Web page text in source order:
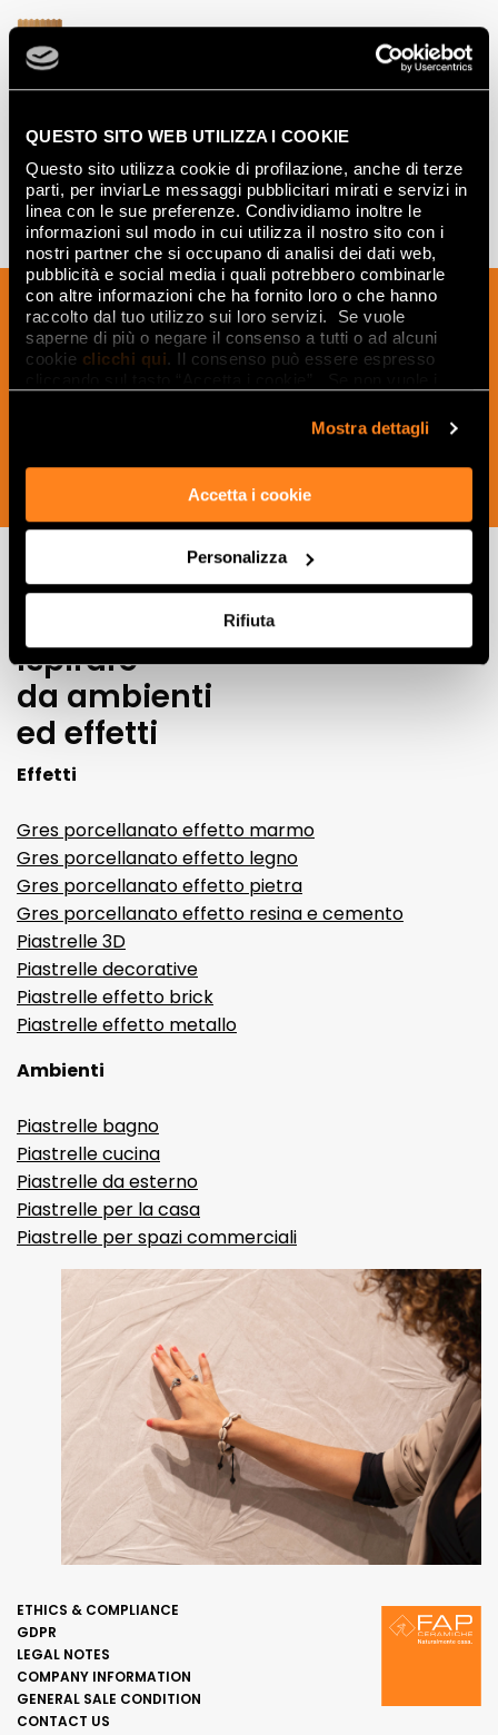
QUESTO SITO WEB UTILIZZA I COOKIE
Questo sito utilizza cookie di profilazione, anche di terze
parti, per inviarLe messaggi pubblicitari mirati e servizi in
linea con le sue preferenze. Condividiamo inoltre le
informazioni sul modo in cui utilizza il nostro sito con i
nostri partner che si occupano di analisi dei dati web,
pubblicità e social media i quali potrebbero combinarle
con altre informazioni che ha fornito loro o che hanno
raccolto dal tuo utilizzo sui loro servizi. Se vuole
saperne di più o negare il consenso a tutti o ad alcuni
cookie clicchi qui. Il consenso può essere espresso
Mostra dettagli
Accetta i cookie
Personalizza
Rifiuta
Sign up to our newsletter to receive
news, updates and ideas creatives from
the world of ceramics and interior
design.
ispirare
da ambienti
ed effetti
Effetti
Gres porcellanato effetto marmo
Gres porcellanato effetto legno
Gres porcellanato effetto pietra
Gres porcellanato effetto resina e cemento
Piastrelle 3D
Piastrelle decorative
Piastrelle effetto brick
Piastrelle effetto metallo
Ambienti
Piastrelle bagno
Piastrelle cucina
Piastrelle da esterno
Piastrelle per la casa
Piastrelle per spazi commerciali
ETHICS & COMPLIANCE
GDPR
LEGAL NOTES
COMPANY INFORMATION
GENERAL SALE CONDITION
CONTACT US